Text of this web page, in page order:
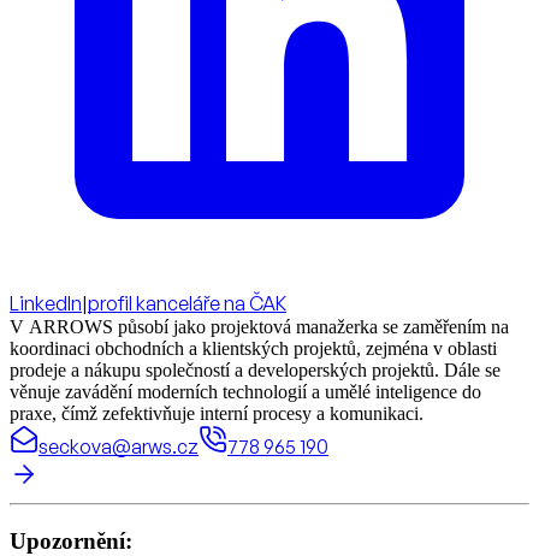
LinkedIn|profil kanceláře na ČAK
V ARROWS působí jako projektová manažerka se zaměřením na
koordinaci obchodních a klientských projektů, zejména v oblasti
prodeje a nákupu společností a developerských projektů. Dále se
věnuje zavádění moderních technologií a umělé inteligence do
praxe, čímž zefektivňuje interní procesy a komunikaci.
seckova@arws.cz 778 965 190
Upozornění: